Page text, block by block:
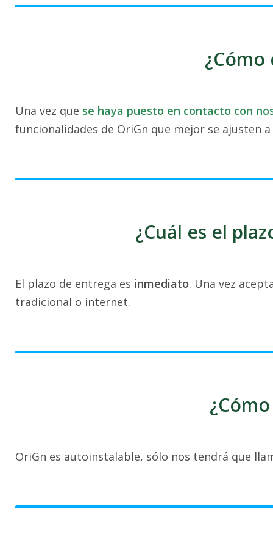
Una vez que se haya puesto en contacto con
funcionalidades de OriGn que mejor se ajusten a
¿Cuál es el
El plazo de entrega es inmediato. Una vez
tradicional o internet.
OriGn es autoinstalable, sólo nos tendrá que